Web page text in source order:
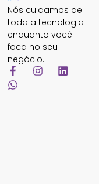
Nós cuidamos de
toda a tecnologia
enquanto você
foca no seu
negócio.